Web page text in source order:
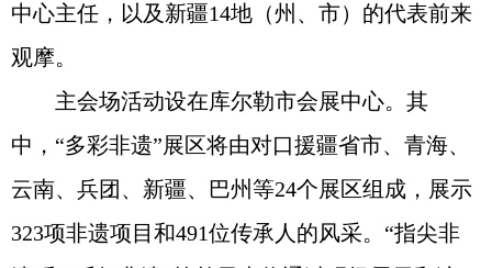
中心主任，以及新疆14地（州、市）的代表前来
观摩。
主会场活动设在库尔勒市会展中心。其
中，“多彩非遗”展区将由对口援疆省市、青海、
云南、兵团、新疆、巴州等24个展区组成，展示
323项非遗项目和491位传承人的风采。“指尖非